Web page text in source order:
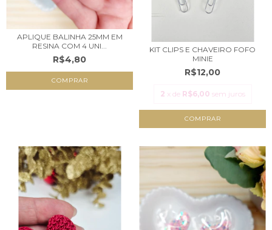
APLIQUE BALINHA 25MM EM
RESINA COM 4 UNI...
R$4,80
KIT CLIPS E CHAVEIRO FOFO
MINIE
R$12,00
2 x de R$6,00 sem juros
COMPRAR